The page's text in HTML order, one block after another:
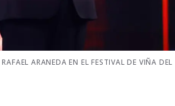
ARANEDA EN EL FESTIVAL DE VIÑA DEL